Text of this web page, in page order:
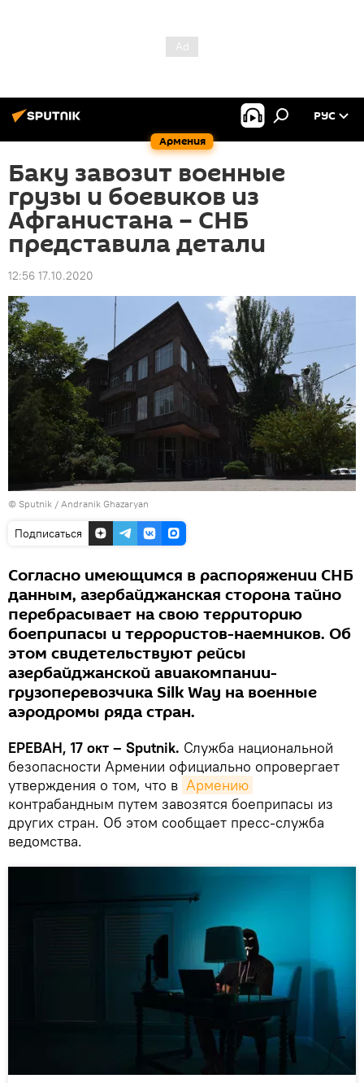
Армения
РУС
Баку завозит военные
грузы и боевиков из
Афганистана – СНБ
представила детали
12:56 17.10.2020
© Sputnik / Andranik Ghazaryan
Подписаться
Согласно имеющимся в распоряжении СНБ
данным, азербайджанская сторона тайно
перебрасывает на свою территорию
боеприпасы и террористов-наемников. Об
этом свидетельствуют рейсы
азербайджанской авиакомпании-
грузоперевозчика Silk Way на военные
аэродромы ряда стран.
ЕРЕВАН, 17 окт – Sputnik. Служба национальной
безопасности Армении официально опровергает
утверждения о том, что в Армению
контрабандным путем завозятся боеприпасы из
других стран. Об этом сообщает пресс-служба
ведомства.